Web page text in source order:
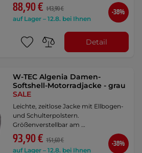
88,90 € 143,90 €
auf Lager – 12.8. bei Ihnen
-38%
Detail
W-TEC Algenia Damen-
Softshell-Motorradjacke - grau
SALE
Leichte, zeitlose Jacke mit Ellbogen-
und Schulterpolstern.
Größenverstellbar am …
93,90 € 151,60 €
auf Lager – 12.8. bei Ihnen
-38%